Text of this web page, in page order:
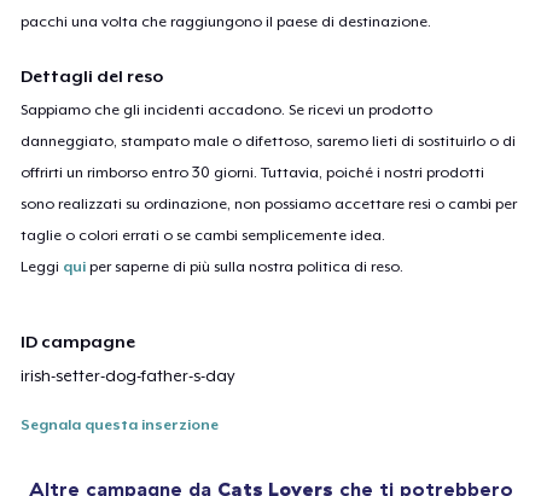
pacchi una volta che raggiungono il paese di destinazione.
Dettagli del reso
Sappiamo che gli incidenti accadono. Se ricevi un prodotto
danneggiato, stampato male o difettoso, saremo lieti di sostituirlo o di
offrirti un rimborso entro 30 giorni. Tuttavia, poiché i nostri prodotti
sono realizzati su ordinazione, non possiamo accettare resi o cambi per
taglie o colori errati o se cambi semplicemente idea.
Leggi qui per saperne di più sulla nostra politica di reso.
ID campagne
irish-setter-dog-father-s-day
Segnala questa inserzione
Altre campagne da Cats Lovers che ti potrebbero